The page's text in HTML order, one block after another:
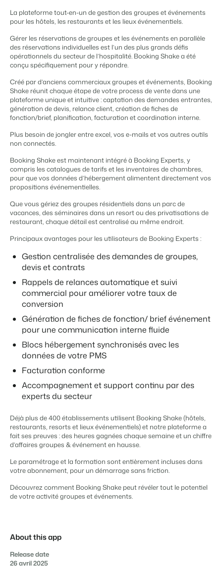
Gestion des canaux de distribution
App Store
Intégrez vos applications et outils préférés.
Gestion des propriétaires
Offrez la transparence que les propriétaires méritent.
Passez à l'action
Prêt à adopter la croissance ?
BEX CMS
Site web
Site web immobilier
BEX Linguistique
Accueillez vos clients dans leur langue.
Marketing
Marketing en ligne
La puissante alliance entre stratégie de marque et marketing de
Marketing Immobilier
Votre projet est vendu en un rien de temps
Booking Analytics
Présentation de Booking Experts
Découvrez les possibilités infinies de la plateforme Booking
de vacances
Pour les Groupes
Découvrez les avantages de Booking Experts pour un
groupe
Organismes de location de vacances
Promoteurs immobiliers touristiques
Développement de projets immobiliers.
Hôtels
Chambres d'hôtel, appartements, chambres d'hôtes et pensions.
Services de conciergerie et gestion locative
Gestion de location de vacances et concierges
Témoignages
Témoignages de nos clients.
Entrez en contact avec nous
Customer Success
Obtenez des réponses à vos questions.
Passez à l'action
Développeurs
Construisez votre solution avec notre API ouverte.
Partenaires
Rejoignez-nous dans notre aventure pour transformer l'industrie
de l'hospitalité.
Événements
Faites notre connaissance lors de différents événements
Trust Center
La confiance chez Booking Experts
À propos de nous
Service client
Obtenez des réponses á vos questions.
Emplois / Carrièrres
Trouvez votre nouveau job de rêve !
Contact
Contactez nous.
À propos de nous
Découvrez les personnes derrière de Booking Experts
BEX PMS
FR
Des connections pour tous les CMS
Gestion des installations
Automatisez et simplifiez vos processus
Gestion des revenus
Optimisez vos tarifs et votre taux d'occupation
Conformité
Des applications pour rester conforme aux réglementations en
vigueur
Comptabilité
Gardez vos comptes à jour
Systèmes POS
Connectez vos points de vente à votre PMS
Communications
Prenez le contrôle de la communication client
Systèmes énergétiques
Mesurez votre consommation grâce à des compteurs connectés
Il manque une application?
Contactez nos consultants
Contactez nous
Prendre un RDV Démo
La plateforme tout-en-un de gestion des groupes et événements
pour les hôtels, les restaurants et les lieux événementiels.
Gérer les réservations de groupes et les événements en parallèle
des réservations individuelles est l’un des plus grands défis
opérationnels du secteur de l’hospitalité. Booking Shake a été
conçu spécifiquement pour y répondre.
Créé par d’anciens commerciaux groupes et événements, Booking
Shake réunit chaque étape de votre process de vente dans une
plateforme unique et intuitive : captation des demandes entrantes,
génération de devis, relance client, création de fiches de
fonction/brief, planification, facturation et coordination interne.
Plus besoin de jongler entre excel, vos e-mails et vos autres outils
non connectés.
Booking Shake est maintenant intégré à Booking Experts, y
compris les catalogues de tarifs et les inventaires de chambres,
pour que vos données d’hébergement alimentent directement vos
propositions événementielles.
Que vous gériez des groupes résidentiels dans un parc de
vacances, des séminaires dans un resort ou des privatisations de
restaurant, chaque détail est centralisé au même endroit.
Principaux avantages pour les utilisateurs de Booking Experts :
Gestion centralisée des demandes de groupes,
devis et contrats
Rappels de relances automatique et suivi
commercial pour améliorer votre taux de
conversion
Génération de fiches de fonction/ brief événement
pour une communication interne fluide
Blocs hébergement synchronisés avec les
données de votre PMS
Facturation conforme
Accompagnement et support continu par des
experts du secteur
Déjà plus de 400 établissements utilisent Booking Shake (hôtels,
restaurants, resorts et lieux événementiels) et notre plateforme a
fait ses preuves : des heures gagnées chaque semaine et un chiffre
d’affaires groupes & événement en hausse.
Le paramétrage et la formation sont entièrement incluses dans
votre abonnement, pour un démarrage sans friction.
Découvrez comment Booking Shake peut révéler tout le potentiel
de votre activité groupes et événements.
About this app
Release date
26 avril 2025